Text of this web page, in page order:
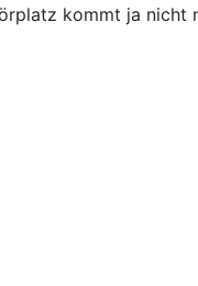
kommt ja nicht